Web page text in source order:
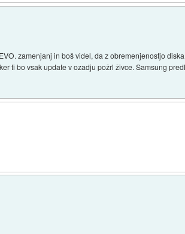
zamenjanj in boš videl, da z obremenjenostjo
ti bo vsak update v ozadju požrl živce. Samsung